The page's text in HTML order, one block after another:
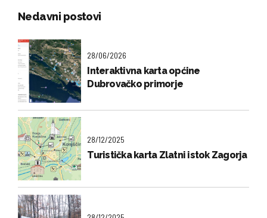
Nedavni postovi
28/06/2026
Interaktivna karta općine
Dubrovačko primorje
28/12/2025
Turistička karta Zlatni istok Zagorja